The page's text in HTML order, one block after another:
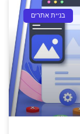
בניית אתרים